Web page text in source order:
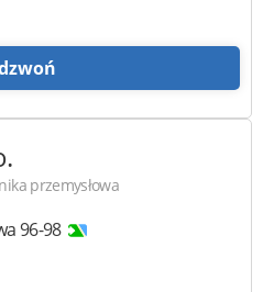
przemysłowa
96-98